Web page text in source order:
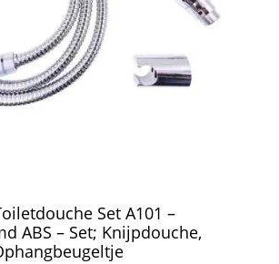
Set A101 –
ABS – Set; Knijpdouche,